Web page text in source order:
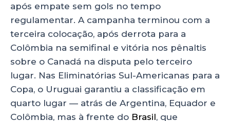
após empate sem gols no tempo
regulamentar. A campanha terminou com a
terceira colocação, após derrota para a
Colômbia na semifinal e vitória nos pênaltis
sobre o Canadá na disputa pelo terceiro
lugar. Nas Eliminatórias Sul-Americanas para a
Copa, o Uruguai garantiu a classificação em
quarto lugar — atrás de Argentina, Equador e
Colômbia, mas à frente do Brasil, que